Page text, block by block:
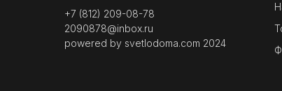
+7 (812) 209-08-78
2090878@inbox.ru
powered by svetlodoma.com 2024